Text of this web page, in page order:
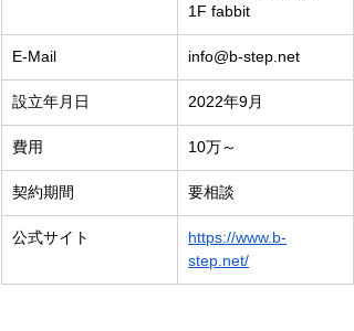
1F fabbit
E-Mail info@b-step.net
設立年月日 2022年9月
費用 10万～
契約期間 要相談
公式サイト
https://www.b-
step.net/